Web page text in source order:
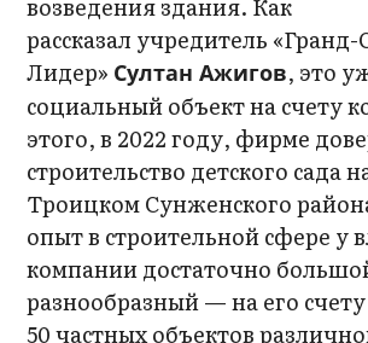
возведения здания. Как
рассказал учредитель
Лидер» Султан Ажигов, это
социальный объект на счету
этого, в 2022 году, фирме
строительство детского сада
Троицком Сунженского
опыт в строительной сфере у
компании достаточно
разнообразный — на его
50 частных объектов